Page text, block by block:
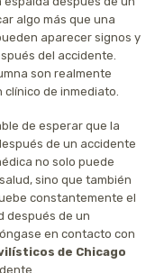
algo más que una
aparecer signos y
del accidente.
son realmente
de inmediato.
de esperar que la
de un accidente
no solo puede
sino que también
constantemente el
después de un
en contacto con
de Chicago